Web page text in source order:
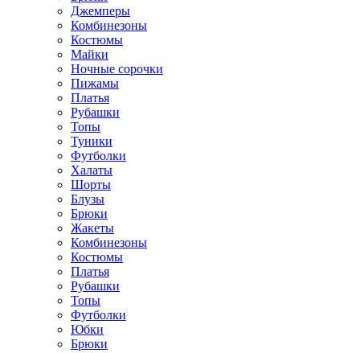
Джемперы
Комбинезоны
Костюмы
Майки
Ночные сорочки
Пижамы
Платья
Рубашки
Топы
Туники
Футболки
Халаты
Шорты
Блузы
Брюки
Жакеты
Комбинезоны
Костюмы
Платья
Рубашки
Топы
Футболки
Юбки
Брюки